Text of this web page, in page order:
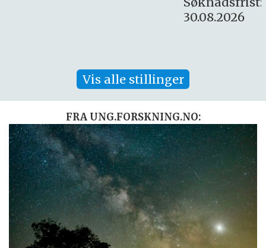
Vis alle stillinger
FRA UNG.FORSKNING.NO: